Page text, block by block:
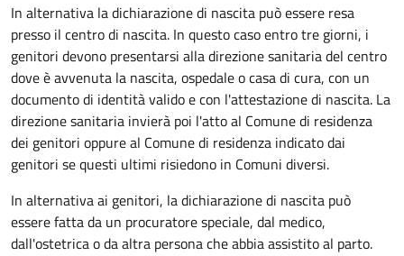
In alternativa la dichiarazione di nascita può essere resa
presso il centro di nascita. In questo caso entro tre giorni, i
genitori devono presentarsi alla direzione sanitaria del centro
dove è avvenuta la nascita, ospedale o casa di cura, con un
documento di identità valido e con l'attestazione di nascita. La
direzione sanitaria invierà poi l'atto al Comune di residenza
dei genitori oppure al Comune di residenza indicato dai
genitori se questi ultimi risiedono in Comuni diversi.
In alternativa ai genitori, la dichiarazione di nascita può
essere fatta da un procuratore speciale, dal medico,
dall'ostetrica o da altra persona che abbia assistito al parto.